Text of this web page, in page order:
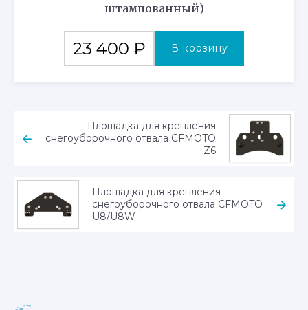
штампованный)
23 400 ₽ В корзину
Площадка для крепления
снегоуборочного отвала CFMOTO
Z6
Площадка для крепления
снегоуборочного отвала CFMOTO
U8/U8W